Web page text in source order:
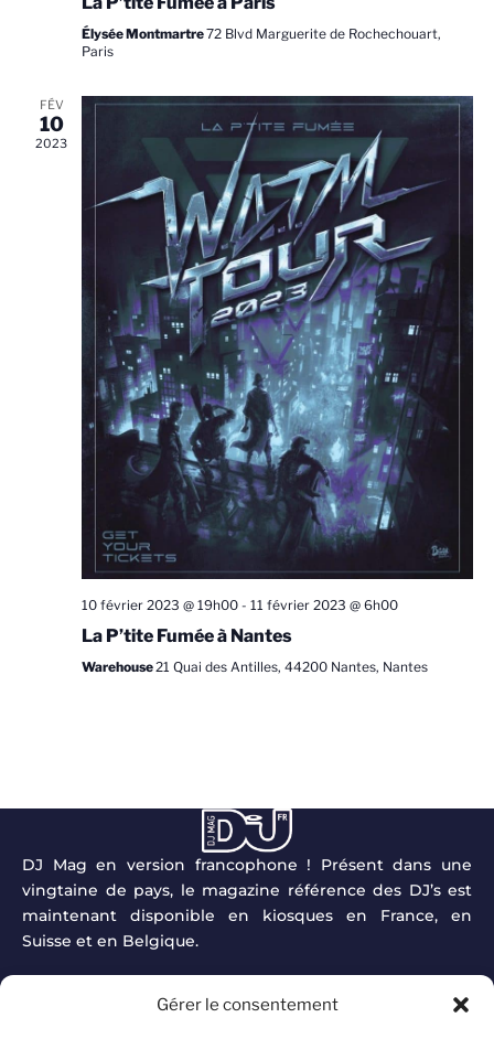
Gérer le consentement
Élysée Montmartre72 Blvd Marguerite de Rochechouart,
Paris
FÉV
10
2023
10 février 2023 @ 19h00- 11 février 2023 @ 6h00
La P’tite Fumée à Nantes
Warehouse21 Quai des Antilles, 44200 Nantes, Nantes
DJ Mag en version francophone ! Présent dans une
vingtaine de pays, le magazine référence des DJ’s est
maintenant disponible en kiosques en France, en
Suisse et en Belgique.
et clubbing, avec normalement la publication des